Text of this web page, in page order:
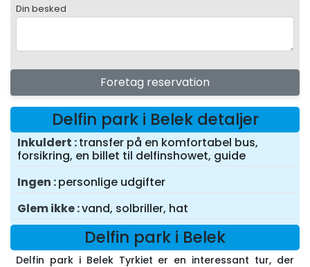
Din besked
Foretag reservation
Delfin park i Belek detaljer
Inkuldert transfer på en komfortabel bus,
forsikring, en billet til delfinshowet, guide
Ingen personlige udgifter
Glem ikke vand, solbriller, hat
Delfin park i Belek
Delfin park i Belek Tyrkiet er en interessant tur, der